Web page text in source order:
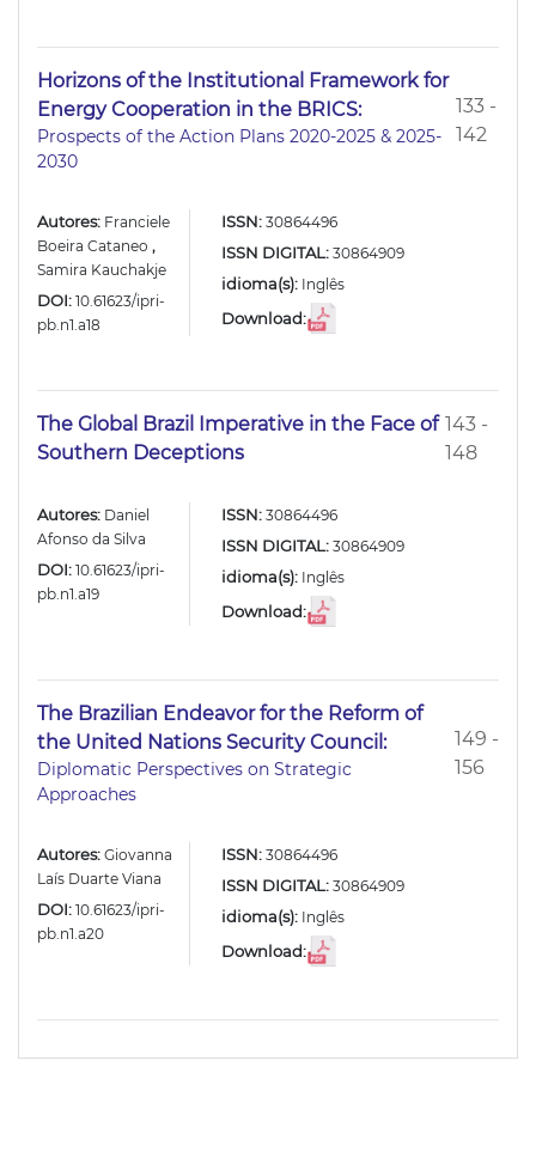
Horizons of the Institutional Framework for
Energy Cooperation in the BRICS:
Prospects of the Action Plans 2020-2025 & 2025-
2030
133 -
142
Autores: Franciele
Boeira Cataneo ,
Samira Kauchakje
DOI: 10.61623/ipri-
pb.n1.a18
ISSN:30864496
ISSN DIGITAL:30864909
idioma(s): Inglês
Download:
The Global Brazil Imperative in the Face of
Southern Deceptions
143 -
148
Autores: Daniel
Afonso da Silva
DOI: 10.61623/ipri-
pb.n1.a19
ISSN:30864496
ISSN DIGITAL:30864909
idioma(s): Inglês
Download:
The Brazilian Endeavor for the Reform of
the United Nations Security Council:
Diplomatic Perspectives on Strategic
Approaches
149 -
156
Autores: Giovanna
Laís Duarte Viana
DOI: 10.61623/ipri-
pb.n1.a20
ISSN:30864496
ISSN DIGITAL:30864909
idioma(s): Inglês
Download: